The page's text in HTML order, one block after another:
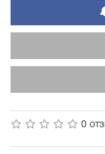
0